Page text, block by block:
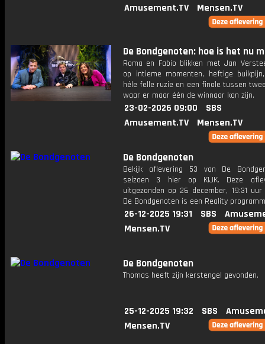
Amusement.TV
Mensen.TV
De Bondgenoten: hoe is het nu
Roma en Fabio blikken met Jan
op intieme momenten, heftige
héle felle ruzie en een finale tussen
waar er maar één de winnaar kon zijn.
23-02-2026 09:00
SBS
Amusement.TV
Mensen.TV
De Bondgenoten
Bekijk aflevering 53 van De
seizoen 3 hier op KIJK. Deze
uitgezonden op 26 december, 19:31
De Bondgenoten is een Reality
26-12-2025 19:31 SBS
Mensen.TV
De Bondgenoten
Thomas heeft zijn kerstengel gevonden.
25-12-2025 19:32 SBS
Mensen.TV